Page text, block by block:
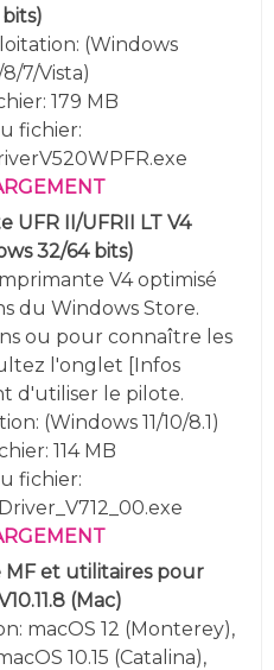
(Windows
8/7/Vista)
179 MB
fichier:
UFR II/UFRII LT V4
32/64 bits)
V4 optimisé
du Windows Store.
ou pour connaître les
l'onglet [Infos
d'utiliser le pilote.
(Windows 11/10/8.1)
114 MB
fichier:
et utilitaires pour
(Mac)
macOS 12 (Monterey),
10.15 (Catalina),